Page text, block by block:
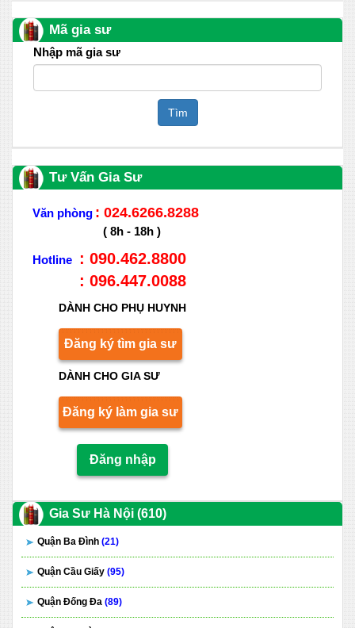
Mã gia sư
Nhập mã gia sư
Tìm
Tư Vấn Gia Sư
Văn phòng : 024.6266.8288
( 8h - 18h )
Hotline
: 090.462.8800
: 096.447.0088
DÀNH CHO PHỤ HUYNH
Đăng ký tìm gia sư
DÀNH CHO GIA SƯ
Đăng ký làm gia sư
Đăng nhập
Gia Sư Hà Nội (610)
Quận Ba Đình (21)
Quận Cầu Giấy (95)
Quận Đống Đa (89)